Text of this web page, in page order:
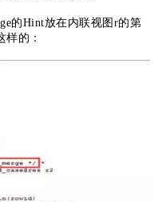
的Hint放在内联视图r的第
的：